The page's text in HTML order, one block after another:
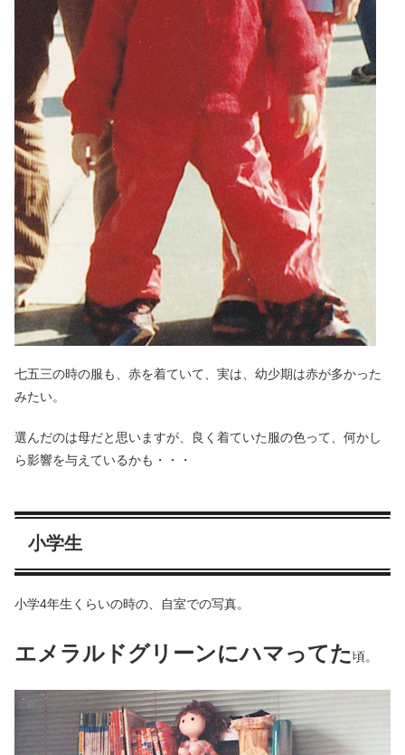
七五三の時の服も、赤を着ていて、実は、幼少期は赤が多かった
みたい。
選んだのは母だと思いますが、良く着ていた服の色って、何かし
ら影響を与えているかも・・・
小学生
小学4年生くらいの時の、自室での写真。
エメラルドグリーンにハマってた頃。